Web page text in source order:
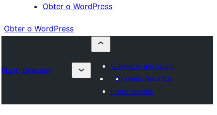
Obter o WordPress
Obter o WordPress
Plugin Directory
Submeter um plugin
Os meus favoritos
Iniciar sessão